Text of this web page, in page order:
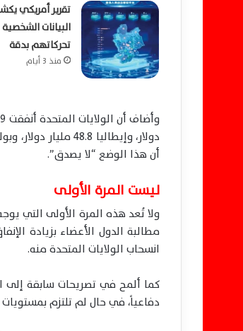
تقرير أمريكي
البيانات الشخصية
تحركاتهم بدقة
منذ 3 أيام
أن هذا الوضع “لا يصدق”.
ليست المرة الأولى
ولا تُعد هذه المرة الأولى التي
مطالبة الدول الأعضاء بزيادة
انسحاب الولايات المتحدة منه.
كما ألمح في تصريحات سابقة
دفاعياً، في حال لم تلتزم بمستويات